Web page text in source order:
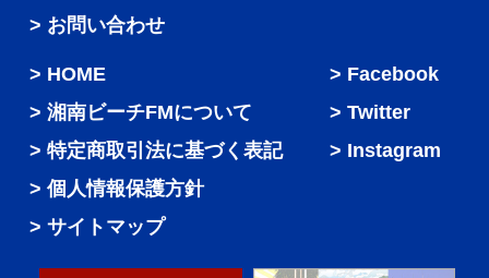
> お問い合わせ
HOME
湘南ビーチFMについて
特定商取引法に基づく表記
個人情報保護方針
サイトマップ
Facebook
Twitter
Instagram